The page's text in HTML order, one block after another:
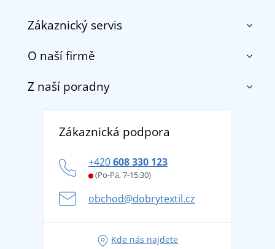
Zákaznický servis
Kontakt
Doprava a platba
Vrácení zboží a reklamace
Potisk a výšivka
Věrnostní program BONTIS +
O naší firmě
O nás
DobrýTextil pro firmy a organizace
Z naší poradny
tradicí od roku 1976
Letní dobrodružství začíná balením aneb připravte
se na dovolenou bez starostí
Zákaznická podpora
+420608 330 123
(Po-Pá, 7-15:30)
obchod@dobrytextil.cz
Kde nás najdete